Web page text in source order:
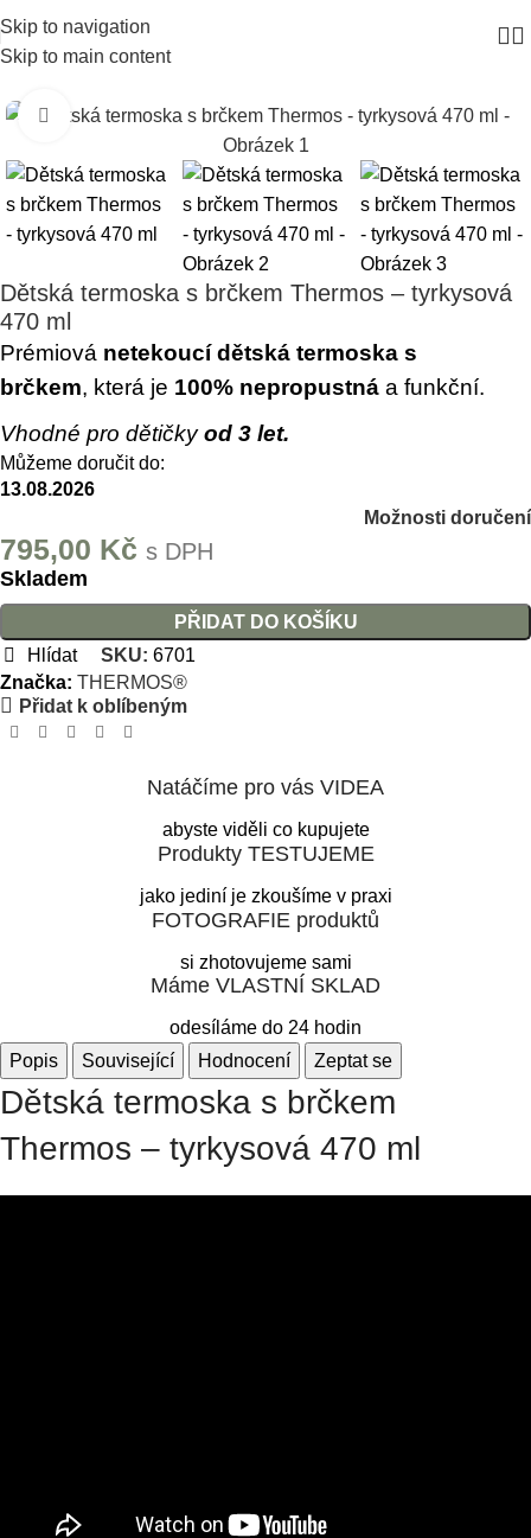
Skip to navigation
Skip to main content
Click to enlarge
Dětská termoska s brčkem Thermos – tyrkysová
470 ml
Prémiová netekoucí dětská termoska s
brčkem, která je 100% nepropustná a funkční.
Vhodné pro dětičkyod 3 let.
Můžeme doručit do:
13.08.2026
Možnosti doručení
795,00 Kč s DPH
Skladem
PŘIDAT DO KOŠÍKU
Hlídat
SKU:6701
Značka: THERMOS®
Přidat k oblíbeným
Natáčíme pro vás VIDEA
abyste viděli co kupujete
Produkty TESTUJEME
jako jediní je zkoušíme v praxi
FOTOGRAFIE produktů
si zhotovujeme sami
Máme VLASTNÍ SKLAD
odesíláme do 24 hodin
Popis
Související Hodnocení Zeptat se
Dětská termoska s brčkem
Thermos – tyrkysová 470 ml